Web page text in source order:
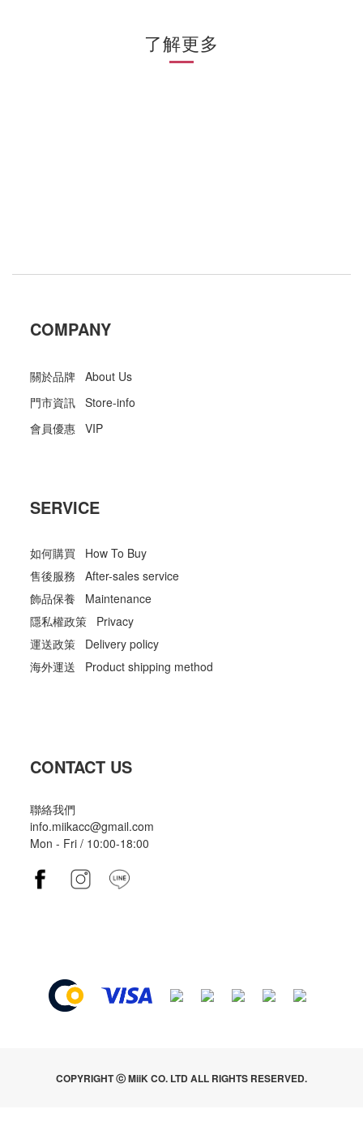
了解更多
COMPANY
關於品牌 About Us
門市資訊 Store-info
會員優惠 VIP
SERVICE
如何購買 How To Buy
售後服務 After-sales service
飾品保養 Maintenance
隱私權政策 Privacy
運送政策 Delivery policy
海外運送 Product shipping method
CONTACT US
聯絡我們
info.miikacc@gmail.com
Mon - Fri / 10:00-18:00
COPYRIGHT ⓒ MiiK CO. LTD ALL RIGHTS RESERVED.